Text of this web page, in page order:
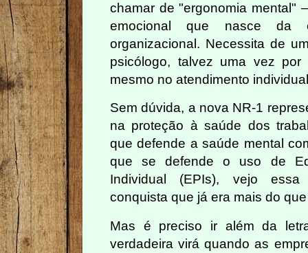
chamar de "ergonomia mental"
emocional que nasce da
organizacional. Necessita de
psicólogo, talvez uma vez
mesmo no atendimento
Sem dúvida, a nova NR-1
na proteção à saúde dos
que defende a saúde mental
que se defende o uso de
Individual (EPIs), vejo
conquista que já era mais do
Mas é preciso ir além da
verdadeira virá quando as